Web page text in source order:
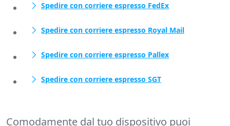
Spedire con corriere espresso FedEx
Spedire con corriere espresso Royal Mail
Spedire con corriere espresso Pallex
Spedire con corriere espresso SGT
Comodamente dal tuo dispositivo puoi